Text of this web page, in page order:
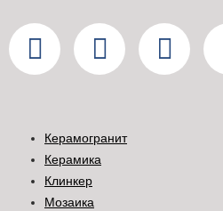
Керамогранит
Керамика
Клинкер
Мозаика